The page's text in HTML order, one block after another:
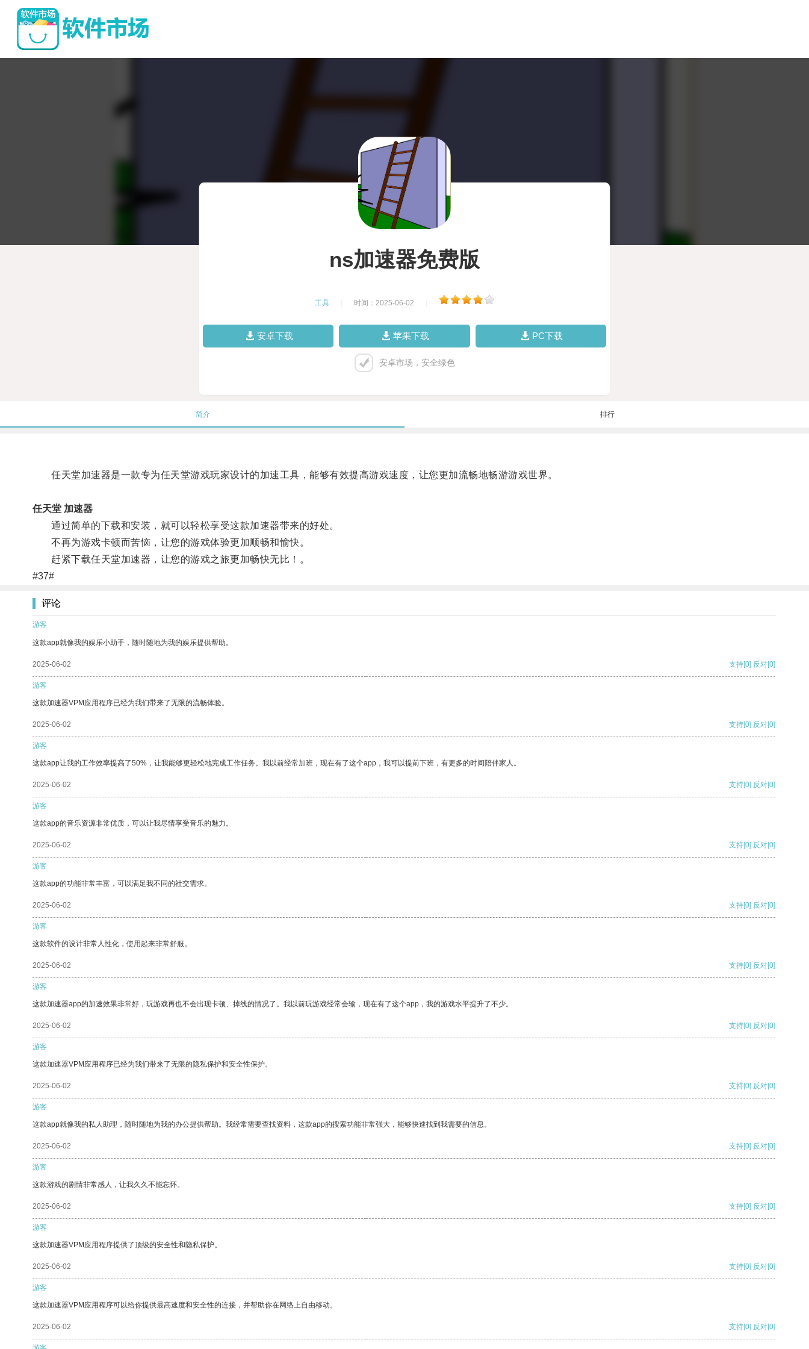
ns加速器免费版
工具 时间：2025-06-02
安卓下载 苹果下载 PC下载
安卓市场，安全绿色
简介 排行
任天堂加速器是一款专为任天堂游戏玩家设计的加速工具，能够有效提高游戏速度，让您更加流畅地畅游游戏世界。
任天堂 加速器
通过简单的下载和安装，就可以轻松享受这款加速器带来的好处。
不再为游戏卡顿而苦恼，让您的游戏体验更加顺畅和愉快。
赶紧下载任天堂加速器，让您的游戏之旅更加畅快无比！。
#37#
评论
游客
这款app就像我的娱乐小助手，随时随地为我的娱乐提供帮助。
2025-06-02 支持[0] 反对[0]
游客
这款加速器VPM应用程序已经为我们带来了无限的流畅体验。
2025-06-02 支持[0] 反对[0]
游客
这款app让我的工作效率提高了50%，让我能够更轻松地完成工作任务。我以前经常加班，现在有了这个app，我可以提前下班，有更多的时间陪伴家人。
2025-06-02 支持[0] 反对[0]
游客
这款app的音乐资源非常优质，可以让我尽情享受音乐的魅力。
2025-06-02 支持[0] 反对[0]
游客
这款app的功能非常丰富，可以满足我不同的社交需求。
2025-06-02 支持[0] 反对[0]
游客
这款软件的设计非常人性化，使用起来非常舒服。
2025-06-02 支持[0] 反对[0]
游客
这款加速器app的加速效果非常好，玩游戏再也不会出现卡顿、掉线的情况了。我以前玩游戏经常会输，现在有了这个app，我的游戏水平提升了不少。
2025-06-02 支持[0] 反对[0]
游客
这款加速器VPM应用程序已经为我们带来了无限的隐私保护和安全性保护。
2025-06-02 支持[0] 反对[0]
游客
这款app就像我的私人助理，随时随地为我的办公提供帮助。我经常需要查找资料，这款app的搜索功能非常强大，能够快速找到我需要的信息。
2025-06-02 支持[0] 反对[0]
游客
这款游戏的剧情非常感人，让我久久不能忘怀。
2025-06-02 支持[0] 反对[0]
游客
这款加速器VPM应用程序提供了顶级的安全性和隐私保护。
2025-06-02 支持[0] 反对[0]
游客
这款加速器VPM应用程序可以给你提供最高速度和安全性的连接，并帮助你在网络上自由移动。
2025-06-02 支持[0] 反对[0]